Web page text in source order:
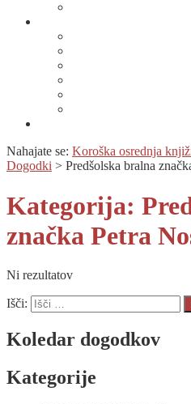
Nahajate se: Koroška osrednja
Dogodki > Predšolska bralna
Kategorija:
značka Petra
Ni rezultatov
Išči:
Koledar dogodkov
Kategorije